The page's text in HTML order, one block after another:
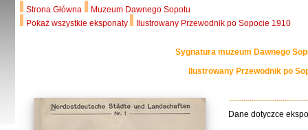
Strona Główna
Muzeum Dawnego Sopotu
Pokaż wszystkie eksponaty
Ilustrowany Przewodnik po Sopocie 1910
Sygnatura muzeum Dawnego
Ilustrowany Przewodnik po
Dane dotyczce